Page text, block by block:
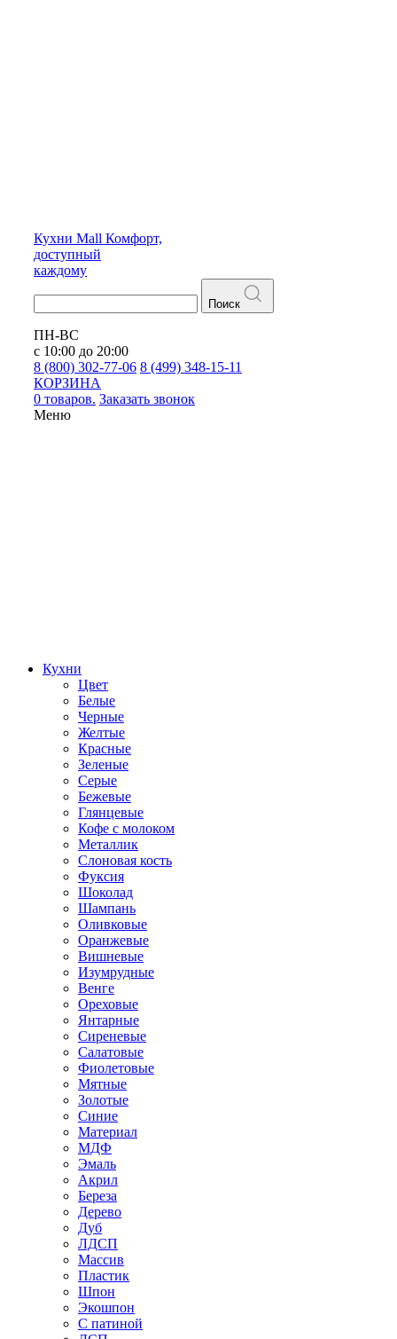
Кухни Mall Комфорт,
доступный
каждому
Поиск
ПН-ВС
с 10:00 до 20:00
8 (800) 302-77-06 8 (499) 348-15-11
КОРЗИНА
0 товаров. Заказать звонок
Меню
Кухни
Цвет
Белые
Черные
Желтые
Красные
Зеленые
Серые
Бежевые
Глянцевые
Кофе с молоком
Металлик
Слоновая кость
Фуксия
Шоколад
Шампань
Оливковые
Оранжевые
Вишневые
Изумрудные
Венге
Ореховые
Янтарные
Сиреневые
Салатовые
Фиолетовые
Мятные
Золотые
Синие
Материал
МДФ
Эмаль
Акрил
Береза
Дерево
Дуб
ЛДСП
Массив
Пластик
Шпон
Экошпон
С патиной